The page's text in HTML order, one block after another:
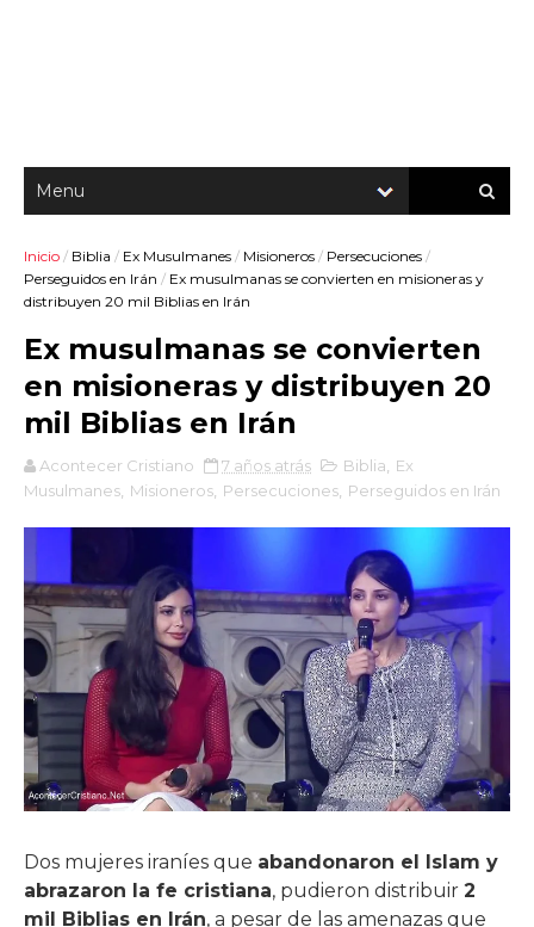
Inicio / Biblia / Ex Musulmanes / Misioneros / Persecuciones /
Perseguidos en Irán / Ex musulmanas se convierten en misioneras y
distribuyen 20 mil Biblias en Irán
Ex musulmanas se convierten
en misioneras y distribuyen 20
mil Biblias en Irán
Acontecer Cristiano 7 años atrás Biblia
Ex
Musulmanes Misioneros Persecuciones Perseguidos en Irán
Dos mujeres iraníes que abandonaron el Islam y
abrazaron la fe cristiana, pudieron distribuir 2
mil Biblias en Irán, a pesar de las amenazas que